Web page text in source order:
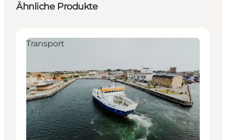
Ähnliche Produkte
Transport